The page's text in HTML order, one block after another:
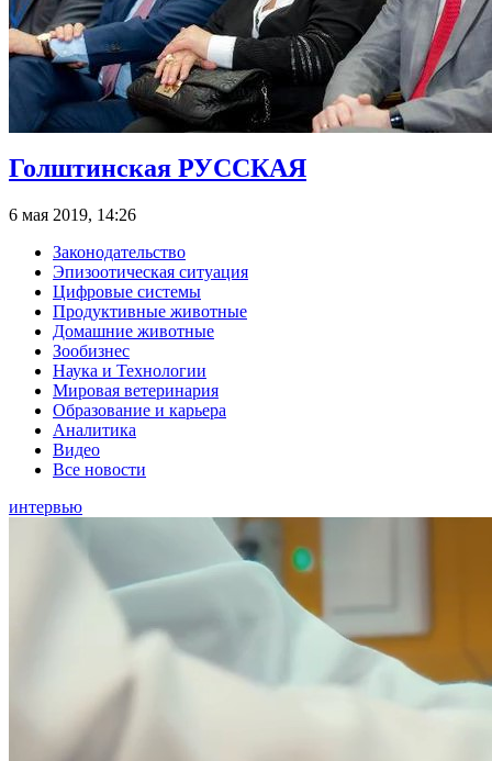
Голштинская РУССКАЯ
6 мая 2019, 14:26
Законодательство
Эпизоотическая ситуация
Цифровые системы
Продуктивные животные
Домашние животные
Зообизнес
Наука и Технологии
Мировая ветеринария
Образование и карьера
Аналитика
Видео
Все новости
интервью